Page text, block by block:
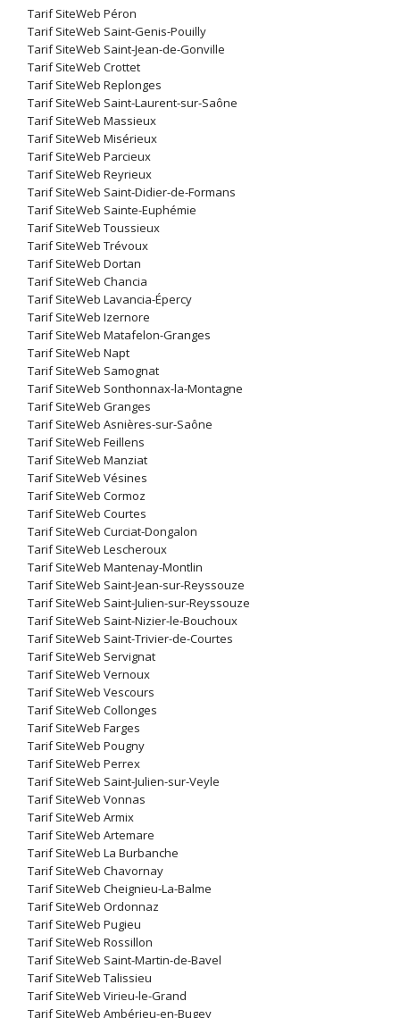
Tarif SiteWeb Péron
Tarif SiteWeb Saint-Genis-Pouilly
Tarif SiteWeb Saint-Jean-de-Gonville
Tarif SiteWeb Crottet
Tarif SiteWeb Replonges
Tarif SiteWeb Saint-Laurent-sur-Saône
Tarif SiteWeb Massieux
Tarif SiteWeb Misérieux
Tarif SiteWeb Parcieux
Tarif SiteWeb Reyrieux
Tarif SiteWeb Saint-Didier-de-Formans
Tarif SiteWeb Sainte-Euphémie
Tarif SiteWeb Toussieux
Tarif SiteWeb Trévoux
Tarif SiteWeb Dortan
Tarif SiteWeb Chancia
Tarif SiteWeb Lavancia-Épercy
Tarif SiteWeb Izernore
Tarif SiteWeb Matafelon-Granges
Tarif SiteWeb Napt
Tarif SiteWeb Samognat
Tarif SiteWeb Sonthonnax-la-Montagne
Tarif SiteWeb Granges
Tarif SiteWeb Asnières-sur-Saône
Tarif SiteWeb Feillens
Tarif SiteWeb Manziat
Tarif SiteWeb Vésines
Tarif SiteWeb Cormoz
Tarif SiteWeb Courtes
Tarif SiteWeb Curciat-Dongalon
Tarif SiteWeb Lescheroux
Tarif SiteWeb Mantenay-Montlin
Tarif SiteWeb Saint-Jean-sur-Reyssouze
Tarif SiteWeb Saint-Julien-sur-Reyssouze
Tarif SiteWeb Saint-Nizier-le-Bouchoux
Tarif SiteWeb Saint-Trivier-de-Courtes
Tarif SiteWeb Servignat
Tarif SiteWeb Vernoux
Tarif SiteWeb Vescours
Tarif SiteWeb Collonges
Tarif SiteWeb Farges
Tarif SiteWeb Pougny
Tarif SiteWeb Perrex
Tarif SiteWeb Saint-Julien-sur-Veyle
Tarif SiteWeb Vonnas
Tarif SiteWeb Armix
Tarif SiteWeb Artemare
Tarif SiteWeb La Burbanche
Tarif SiteWeb Chavornay
Tarif SiteWeb Cheignieu-La-Balme
Tarif SiteWeb Ordonnaz
Tarif SiteWeb Pugieu
Tarif SiteWeb Rossillon
Tarif SiteWeb Saint-Martin-de-Bavel
Tarif SiteWeb Talissieu
Tarif SiteWeb Virieu-le-Grand
Tarif SiteWeb Ambérieu-en-Bugey